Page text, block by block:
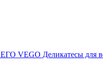
VEGO Деликатесы для